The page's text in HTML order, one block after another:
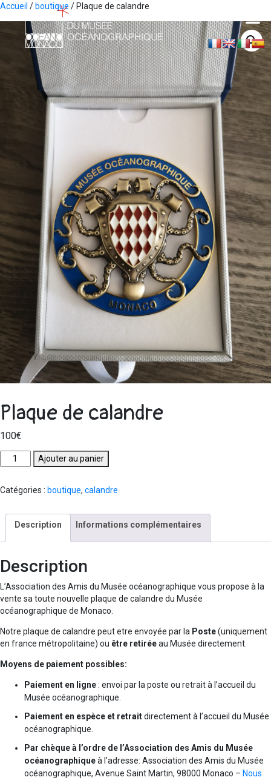
Accueil / boutique / Plaque de calandre
Plaque de calandre
100€
Ajouter au panier
Catégories : boutique, calandre
Description Informations complémentaires
Description
L’Association des Amis du Musée océanographique vous propose à la
vente sa toute nouvelle plaque de calandre du Musée
océanographique de Monaco.
Notre plaque de calandre peut etre envoyée par la Poste(uniquement
en france métropolitaine) ou être retiréeau Musée directement.
Moyens de paiement possibles:
Paiement en ligne: envoi par la poste ou retrait à l’accueil du
Musée océanographique.
Paiement en espèce et retraitdirectement à l’accueil du Musée
océanographique.
Par chèque à l’ordre de l’Association des Amis du Musée
océanographiqueà l’adresse: Association des Amis du Musée
océanographique, Avenue Saint Martin, 98000 Monaco – Nous